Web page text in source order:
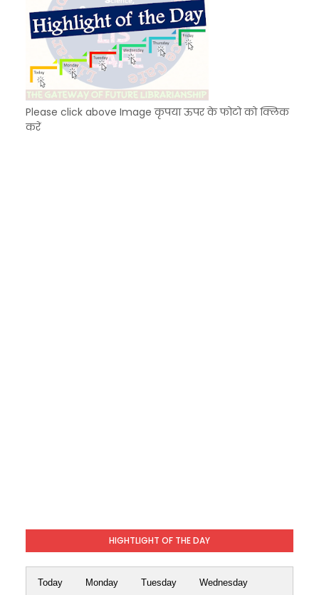
Please click above Image कृपया ऊपर के फोटो को क्लिक
करें
HIGHTLIGHT OF THE DAY
Today Monday Tuesday Wednesday